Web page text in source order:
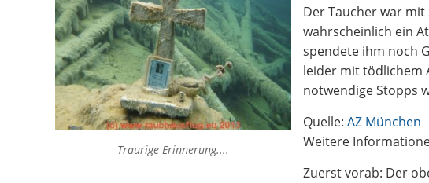
Traurige Erinnerung....
Der Taucher war mit
wahrscheinlich ein
spendete ihm noch
leider mit tödlichem
notwendige Stopps
Quelle: AZ München
Weitere
Zuerst vorab: Der